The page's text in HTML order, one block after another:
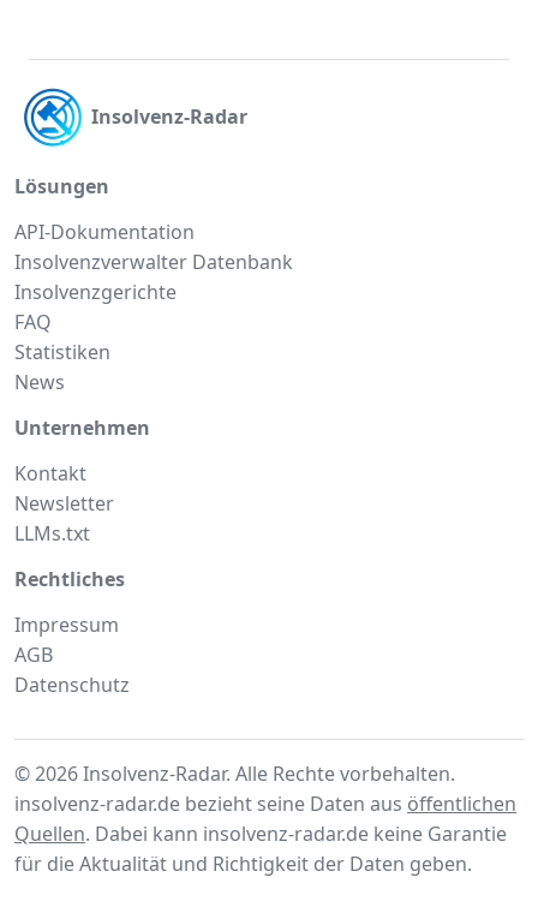
Insolvenz-Radar
Lösungen
API-Dokumentation
Insolvenzverwalter Datenbank
Insolvenzgerichte
FAQ
Statistiken
News
Unternehmen
Kontakt
Newsletter
LLMs.txt
Rechtliches
Impressum
AGB
Datenschutz
© 2026 Insolvenz-Radar. Alle Rechte vorbehalten.
insolvenz-radar.de bezieht seine Daten aus öffentlichen
Quellen. Dabei kann insolvenz-radar.de keine Garantie
für die Aktualität und Richtigkeit der Daten geben.